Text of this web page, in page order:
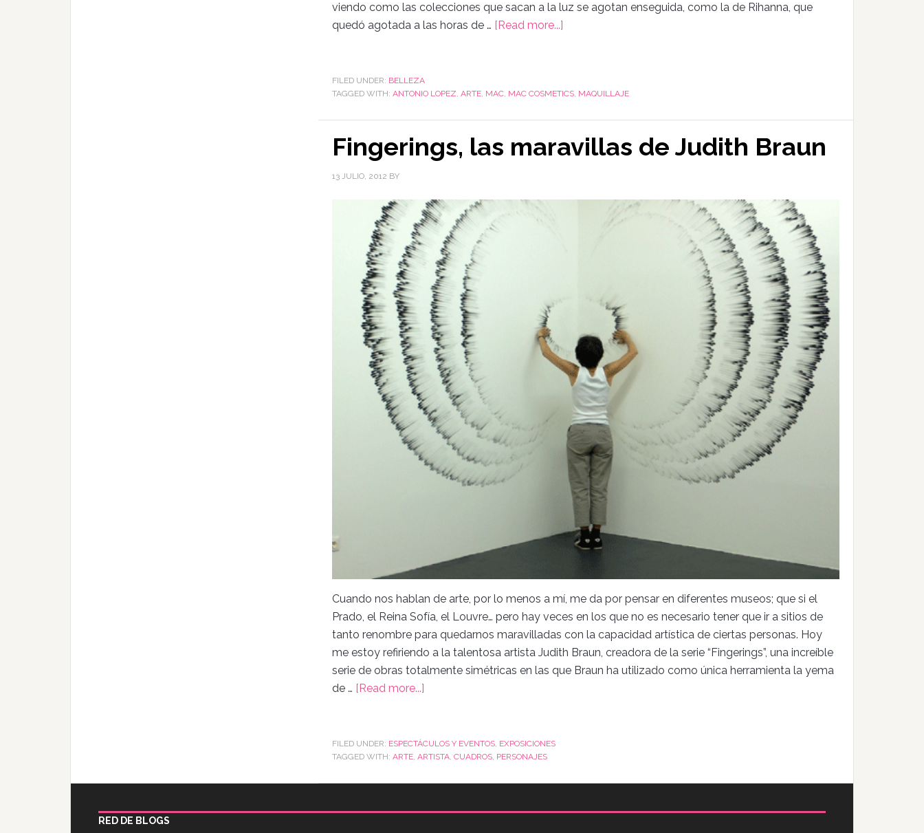
viendo como las colecciones que sacan a la luz se agotan enseguida, como la de Rihanna, que
quedó agotada a las horas de … [Read more...]
FILED UNDER: BELLEZA
TAGGED WITH: ANTONIO LOPEZ, ARTE, MAC, MAC COSMETICS, MAQUILLAJE
Fingerings, las maravillas de Judith Braun
13 JULIO, 2012 BY
Cuando nos hablan de arte, por lo menos a mí, me da por pensar en diferentes museos; que si el
Prado, el Reina Sofía, el Louvre… pero hay veces en los que no es necesario tener que ir a sitios de
tanto renombre para quedarnos maravilladas con la capacidad artística de ciertas personas. Hoy
me estoy refiriendo a la talentosa artista Judith Braun, creadora de la serie “Fingerings”, una increíble
serie de obras totalmente simétricas en las que Braun ha utilizado como única herramienta la yema
de … [Read more...]
FILED UNDER: ESPECTÁCULOS Y EVENTOS, EXPOSICIONES
TAGGED WITH: ARTE, ARTISTA, CUADROS, PERSONAJES
RED DE BLOGS